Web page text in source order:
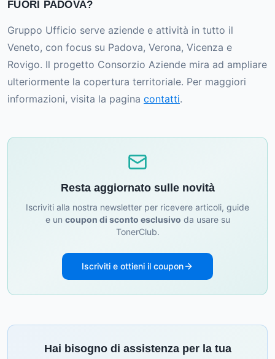
FUORI PADOVA?
Gruppo Ufficio serve aziende e attività in tutto il
Veneto, con focus su Padova, Verona, Vicenza e
Rovigo. Il progetto Consorzio Aziende mira ad ampliare
ulteriormente la copertura territoriale. Per maggiori
informazioni, visita la pagina contatti.
Resta aggiornato sulle novità
Iscriviti alla nostra newsletter per ricevere articoli, guide
e un coupon di sconto esclusivo da usare su
TonerClub.
Iscriviti e ottieni il coupon
Hai bisogno di assistenza per la tua